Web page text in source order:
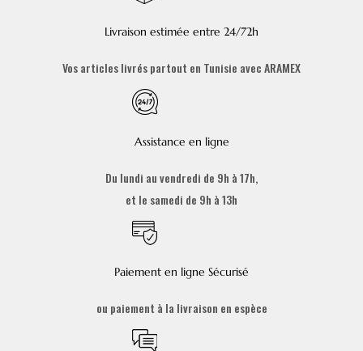
Livraison estimée entre 24/72h
Vos articles livrés partout en Tunisie avec ARAMEX
Assistance en ligne
Du lundi au vendredi de 9h à 17h,
et le samedi de 9h à 13h
Paiement en ligne Sécurisé
ou paiement à la livraison en espèce